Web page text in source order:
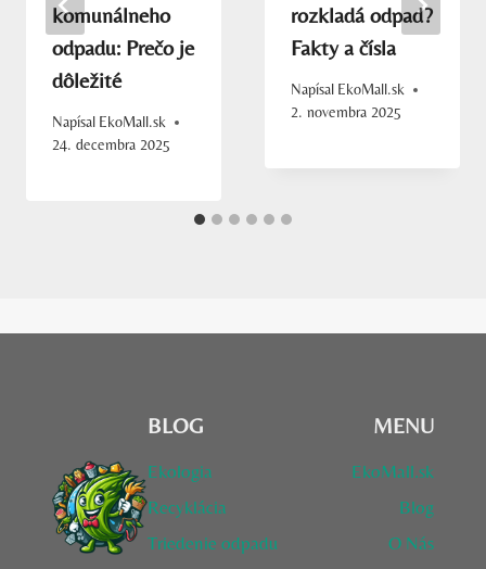
komunálneho
odpadu: Prečo je
dôležité
Napísal EkoMall.sk
24. decembra 2025
rozkladá odpad?
Fakty a čísla
Napísal EkoMall.sk
2. novembra 2025
BLOG
Ekologia
Recyklácia
Triedenie odpadu
MENU
EkoMall.sk
Blog
O Nás